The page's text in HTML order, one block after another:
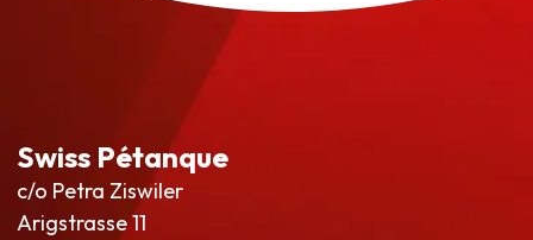
Swiss Pétanque
c/o Petra Ziswiler
Arigstrasse 11